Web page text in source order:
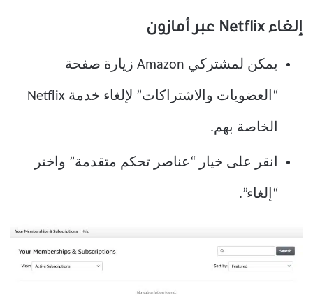
إلغاء Netflix عبر أمازون
يمكن لمشتركي Amazon زيارة صفحة
“العضويات والاشتراكات” لإلغاء خدمة Netflix
الخاصة بهم.
انقر على خيار “عناصر تحكم متقدمة” واختر
“إلغاء”.